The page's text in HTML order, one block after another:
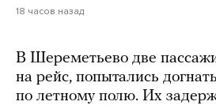
18 часов назад
В Шереметьево две
на рейс, попытались
по летному полю. Их